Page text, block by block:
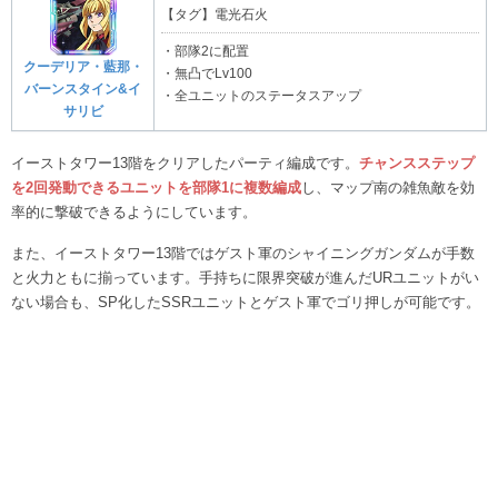
クーデリア・藍那・
バーンスタイン&イ
サリビ
【タグ】電光石火
・部隊2に配置
・無凸でLv100
・全ユニットのステータスアップ
イーストタワー13階をクリアしたパーティ編成です。 チャンスステップ
を2回発動できるユニットを部隊1に複数編成し、マップ南の雑魚敵を効
率的に撃破できるようにしています。
また、イーストタワー13階ではゲスト軍のシャイニングガンダムが手数
と火力ともに揃っています。手持ちに限界突破が進んだURユニットがい
ない場合も、SP化したSSRユニットとゲスト軍でゴリ押しが可能です。